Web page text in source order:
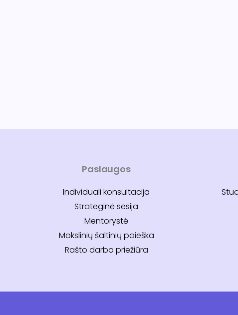
Paslaugos
Individuali konsultacija
Strateginė sesija
Mentorystė
Mokslinių šaltinių paieška
Rašto darbo priežiūra